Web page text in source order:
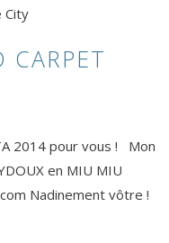
City
CARPET
2014 pour vous ! Mon
en MIU MIU
Nadinement vôtre !